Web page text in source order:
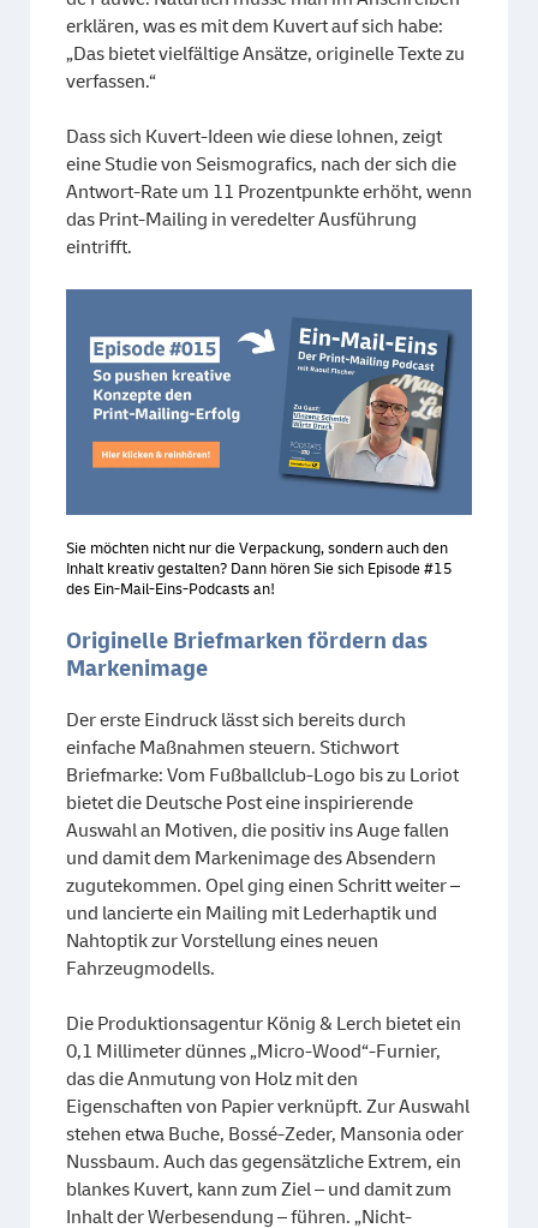
erklären, was es mit dem Kuvert auf sich habe:
„Das bietet vielfältige Ansätze, originelle Texte zu
verfassen.“
Dass sich Kuvert-Ideen wie diese lohnen, zeigt
eine Studie von Seismografics, nach der sich die
Antwort-Rate um 11 Prozentpunkte erhöht, wenn
das Print-Mailing in veredelter Ausführung
eintrifft.
Sie möchten nicht nur die Verpackung, sondern auch den
Inhalt kreativ gestalten? Dann hören Sie sich Episode #15
des Ein-Mail-Eins-Podcasts an!
Originelle Briefmarken fördern das
Markenimage
Der erste Eindruck lässt sich bereits durch
einfache Maßnahmen steuern. Stichwort
Briefmarke: Vom Fußballclub-Logo bis zu Loriot
bietet die Deutsche Post eine inspirierende
Auswahl an Motiven, die positiv ins Auge fallen
und damit dem Markenimage des Absendern
zugutekommen. Opel ging einen Schritt weiter –
und lancierte ein Mailing mit Lederhaptik und
Nahtoptik zur Vorstellung eines neuen
Fahrzeugmodells.
Die Produktionsagentur König & Lerch bietet ein
0,1 Millimeter dünnes „Micro-Wood“-Furnier,
das die Anmutung von Holz mit den
Eigenschaften von Papier verknüpft. Zur Auswahl
stehen etwa Buche, Bossé-Zeder, Mansonia oder
Nussbaum. Auch das gegensätzliche Extrem, ein
blankes Kuvert, kann zum Ziel – und damit zum
Inhalt der Werbesendung – führen. „Nicht-